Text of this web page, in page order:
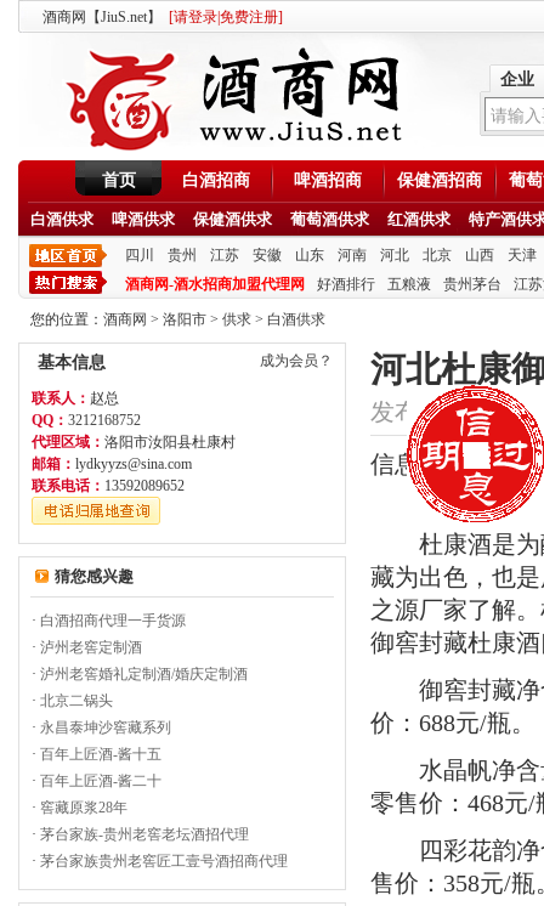
酒商网【JiuS.net】 [请登录免费注册]
企业
首页 白酒招商 啤酒招商 保健酒招商 葡
白酒供求 啤酒供求 保健酒供求 葡萄酒供求 红酒供求 特产酒供
四川 贵州 江苏 安徽 山东 河南 河北 北京 山西
天津
酒商网-酒水招商加盟代理网
好酒排行 五粮液 贵州茅台 江
您的位置： 酒商网 > 洛阳市 > 供求 > 白酒供求
成为会员？
基本信息
联系人： 赵总
QQ： 3212168752
代理区域： 洛阳市汝阳县杜康村
邮箱： lydkyyzs@sina.com
联系电话： 13592089652
猜您感兴趣
· 白酒招商代理一手货源
· 泸州老窖定制酒
· 泸州老窖婚礼定制酒/婚庆定制酒
· 北京二锅头
· 永昌泰坤沙窖藏系列
· 百年上匠酒-酱十五
· 百年上匠酒-酱二十
· 窖藏原浆28年
· 茅台家族-贵州老窖老坛酒招代理
· 茅台家族贵州老窖匠工壹号酒招商代理
河北杜康
发布时间：
信息类型：供应
杜康酒是为
藏为出色，也
之源厂家了解
御窖封藏杜康
御窖封藏净
价： 688元/瓶。
水晶帆净含
零售价： 468元/
四彩花韵净
售价： 358元/瓶